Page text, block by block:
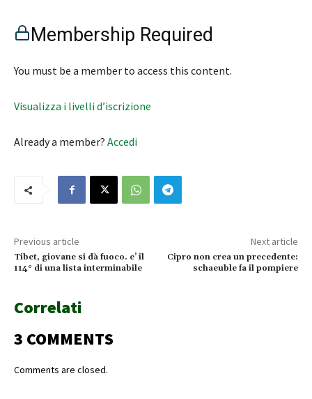
Membership Required
You must be a member to access this content.
Visualizza i livelli d’iscrizione
Already a member? Accedi
Previous article
Tibet, giovane si dà fuoco. e’ il
114° di una lista interminabile
Next article
Cipro non crea un precedente:
schaeuble fa il pompiere
Correlati
3 COMMENTS
Comments are closed.